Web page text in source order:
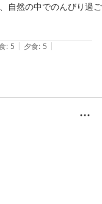
自然の中でのんびり過ご
美味しくいただきまし
でした。
: 5 | 夕食: 5 |